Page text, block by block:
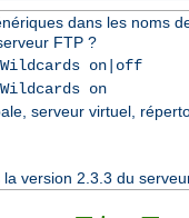
dans les noms
FTP ?
on|off
on
serveur virtuel,
version 2.3.3 du